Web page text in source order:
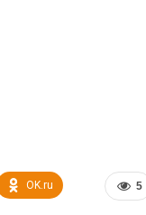
5
OK.ru